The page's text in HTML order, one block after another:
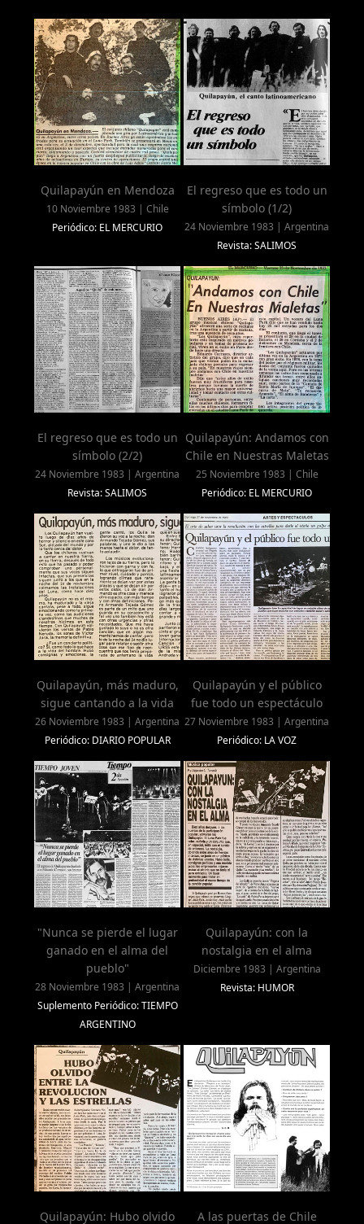
Quilapayún en Mendoza
10 Noviembre 1983 | Chile
Periódico: EL MERCURIO
El regreso que es todo un
símbolo (1/2)
24 Noviembre 1983 | Argentina
Revista: SALIMOS
El regreso que es todo un
símbolo (2/2)
24 Noviembre 1983 | Argentina
Revista: SALIMOS
Quilapayún: Andamos con
Chile en Nuestras Maletas
25 Noviembre 1983 | Chile
Periódico: EL MERCURIO
Quilapayún, más maduro,
sigue cantando a la vida
26 Noviembre 1983 | Argentina
Periódico: DIARIO POPULAR
Quilapayún y el público
fue todo un espectáculo
27 Noviembre 1983 | Argentina
Periódico: LA VOZ
"Nunca se pierde el lugar
ganado en el alma del
pueblo"
28 Noviembre 1983 | Argentina
Suplemento Periódico: TIEMPO
ARGENTINO
Quilapayún: con la
nostalgia en el alma
Diciembre 1983 | Argentina
Revista: HUMOR
Quilapayún: Hubo olvido A las puertas de Chile